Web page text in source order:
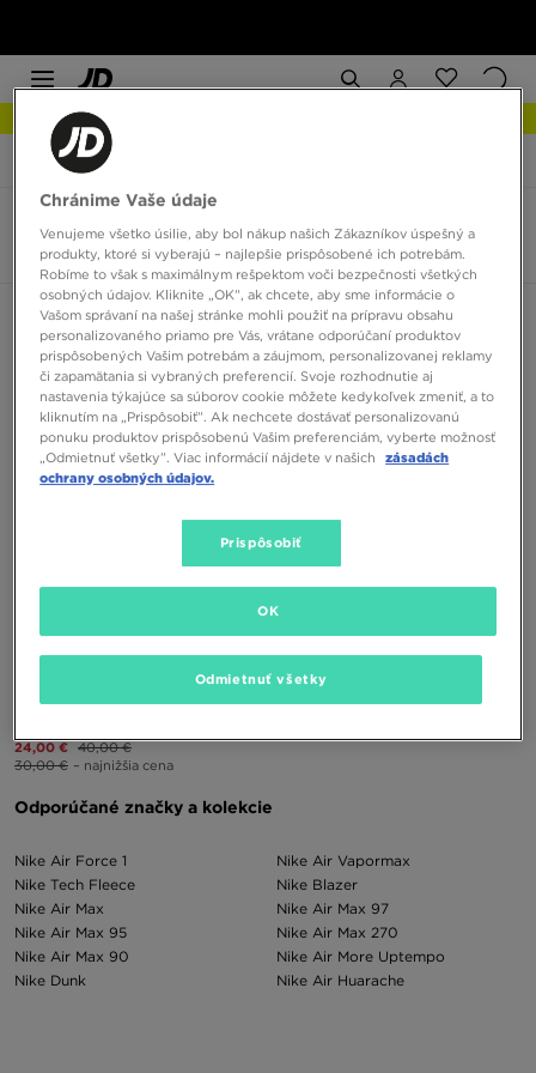
JD Sports Nike Star Runner
Detské Nike Star Runner
1 produkt
Zoradiť:Odporúčané Filtrovať
24,00 € 40,00 €
30,00 € – najnižšia cena
Odporúčané značky a kolekcie
Nike Air Force 1
Nike Tech Fleece
Nike Air Max
Nike Air Max 95
Nike Air Max 90
Nike Dunk
Nike Air Vapormax
Nike Blazer
Nike Air Max 97
Nike Air Max 270
Nike Air More Uptempo
Nike Air Huarache
Chránime Vaše údaje
Venujeme všetko úsilie, aby bol nákup našich Zákazníkov úspešný a
produkty, ktoré si vyberajú – najlepšie prispôsobené ich potrebám.
Robíme to však s maximálnym rešpektom voči bezpečnosti všetkých
osobných údajov. Kliknite „OK”, ak chcete, aby sme informácie o
Vašom správaní na našej stránke mohli použiť na prípravu obsahu
personalizovaného priamo pre Vás, vrátane odporúčaní produktov
prispôsobených Vašim potrebám a záujmom, personalizovanej reklamy
či zapamätania si vybraných preferencií. Svoje rozhodnutie aj
nastavenia týkajúce sa súborov cookie môžete kedykoľvek zmeniť, a to
kliknutím na „Prispôsobiť”. Ak nechcete dostávať personalizovanú
ponuku produktov prispôsobenú Vašim preferenciám, vyberte možnosť
„Odmietnuť všetky”. Viac informácií nájdete v našich
zásadách
ochrany osobných údajov.
Prispôsobiť
Odmietnuť všetky
OK